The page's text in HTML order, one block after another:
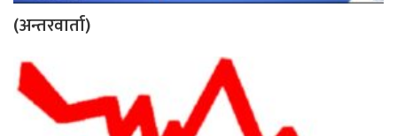
(अन्तरवार्ता)